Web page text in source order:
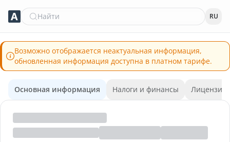
Найти RU
Возможно отображается неактуальная информация,
обновленная информация доступна в платном тарифе.
Основная информация Налоги и финансы Лицензии